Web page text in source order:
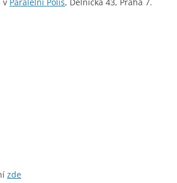
zde